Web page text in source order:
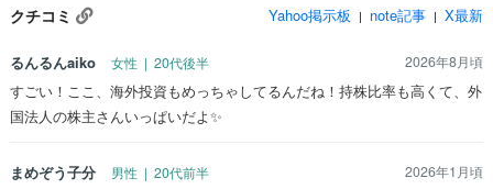
クチコミ Yahoo掲示板 | note記事 | X最新
るんるんaiko 女性 | 20代後半 2026年8月頃
すごい！ここ、海外投資もめっちゃしてるんだね！持株比率も高くて、外
国法人の株主さんいっぱいだよ✨
まめぞう子分 男性 | 20代前半 2026年1月頃